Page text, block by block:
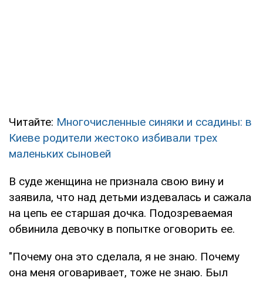
Читайте: Многочисленные синяки и ссадины: в
Киеве родители жестоко избивали трех
маленьких сыновей
В суде женщина не признала свою вину и
заявила, что над детьми издевалась и сажала
на цепь ее старшая дочка. Подозреваемая
обвинила девочку в попытке оговорить ее.
"Почему она это сделала, я не знаю. Почему
она меня оговаривает, тоже не знаю. Был